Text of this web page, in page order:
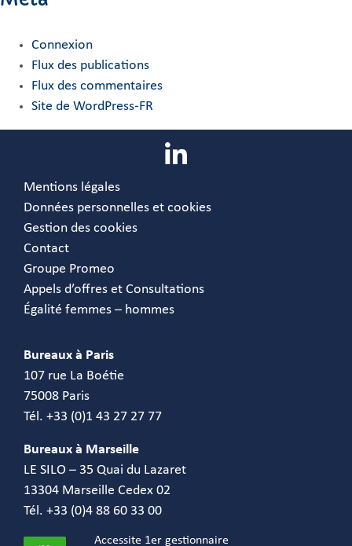
Connexion
Flux des publications
Flux des commentaires
Site de WordPress-FR
Mentions légales
Données personnelles et cookies
Gestion des cookies
Contact
Groupe Promeo
Appels d’offres et Consultations
Égalité femmes – hommes
Bureaux à Paris
107 rue La Boétie
75008 Paris
Tél. +33 (0)1 43 27 27 77
Bureaux à Marseille
LE SILO – 35 Quai du Lazaret
13304 Marseille Cedex 02
Tél. +33 (0)4 88 60 33 00
Accessite 1er gestionnaire